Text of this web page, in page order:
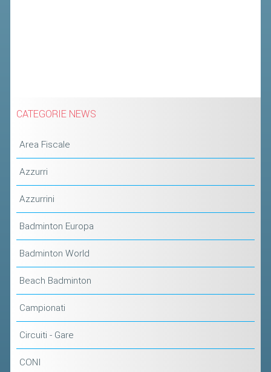
CATEGORIE NEWS
Area Fiscale
Azzurri
Azzurrini
Badminton Europa
Badminton World
Beach Badminton
Campionati
Circuiti - Gare
CONI